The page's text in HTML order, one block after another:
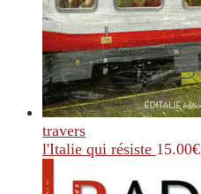
travers
l'Italie qui résiste 15.00€